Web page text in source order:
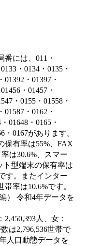
には、011・
・0134・0135・
01392・01397・
・01457・
・0155・01558・
01587・0162・
01648・0165・
・0167があります。
保有率は55%、FAX
は30.6%、スマー
ト型端末の保有率は
す。またインター
率は10.6%です。
） 令和4年データを
人、女：
は2,796,536世帯で
人口動態データを